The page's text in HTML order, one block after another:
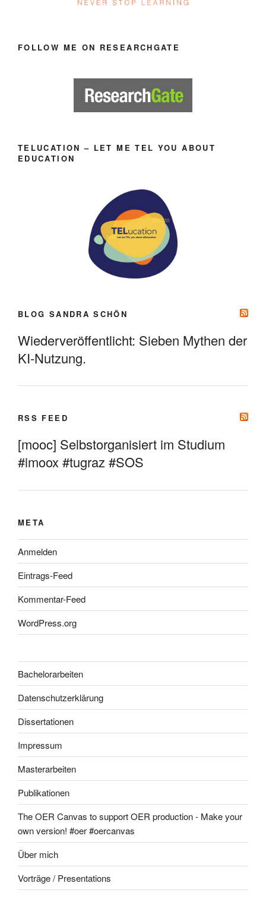
FOLLOW ME ON RESEARCHGATE
TELUCATION – LET ME TEL YOU ABOUT
EDUCATION
BLOG SANDRA SCHÖN
Wiederveröffentlicht: Sieben Mythen der
KI-Nutzung.
RSS FEED
[mooc] Selbstorganisiert im Studium
#imoox #tugraz #SOS
META
Anmelden
Eintrags-Feed
Kommentar-Feed
WordPress.org
Bachelorarbeiten
Datenschutzerklärung
Dissertationen
Impressum
Masterarbeiten
Publikationen
The OER Canvas to support OER production - Make your
own version! #oer #oercanvas
Über mich
Vorträge / Presentations